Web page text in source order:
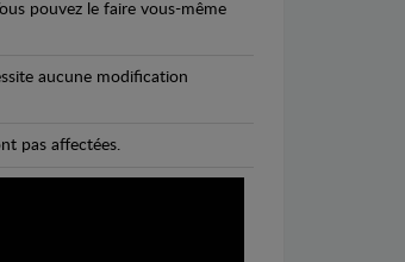
pouvez le faire vous-même
aucune modification
pas affectées.